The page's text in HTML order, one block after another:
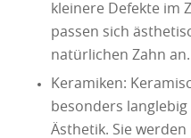
kleinere Defekte im
passen sich
natürlichen Zahn an.
Keramiken:
besonders
Ästhetik. Sie